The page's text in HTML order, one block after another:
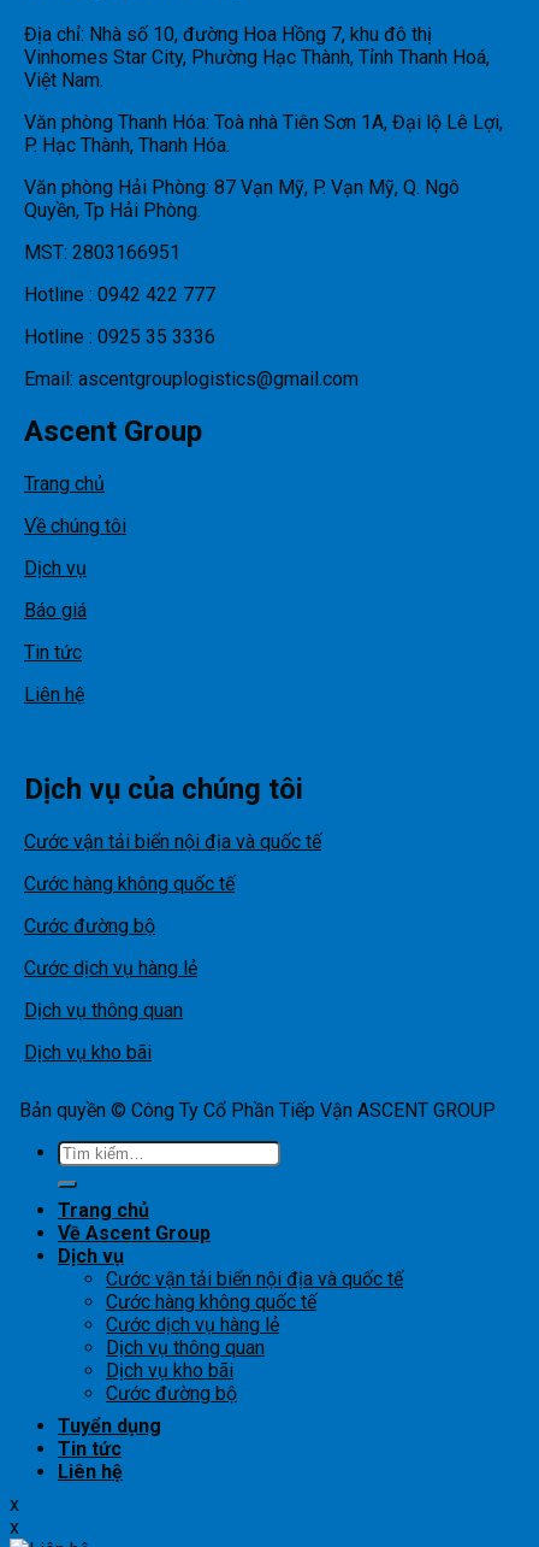
Địa chỉ: Nhà số 10, đường Hoa Hồng 7, khu đô thị
Vinhomes Star City, Phường Hạc Thành, Tỉnh Thanh Hoá,
Việt Nam.
Văn phòng Thanh Hóa: Toà nhà Tiên Sơn 1A, Đại lộ Lê Lợi,
P. Hạc Thành, Thanh Hóa.
Văn phòng Hải Phòng: 87 Vạn Mỹ, P. Vạn Mỹ, Q. Ngô
Quyền, Tp Hải Phòng.
MST: 2803166951
Hotline : 0942 422 777
Hotline : 0925 35 3336
Email: ascentgrouplogistics@gmail.com
Ascent Group
Trang chủ
Về chúng tôi
Dịch vụ
Báo giá
Tin tức
Liên hệ
Dịch vụ của chúng tôi
Cước vận tải biển nội địa và quốc tế
Cước hàng không quốc tế
Cước đường bộ
Cước dịch vụ hàng lẻ
Dịch vụ thông quan
Dịch vụ kho bãi
Bản quyền © Công Ty Cổ Phần Tiếp Vận ASCENT GROUP
Tìm
kiếm:
Trang chủ
Về Ascent Group
Dịch vụ
Cước vận tải biển nội địa và quốc tế
Cước hàng không quốc tế
Cước dịch vụ hàng lẻ
Dịch vụ thông quan
Dịch vụ kho bãi
Cước đường bộ
Tuyển dụng
Tin tức
Liên hệ
x
x